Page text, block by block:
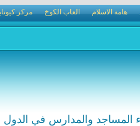
هامة الاسلام العاب الكوخ مركز
والمدارس في الدول